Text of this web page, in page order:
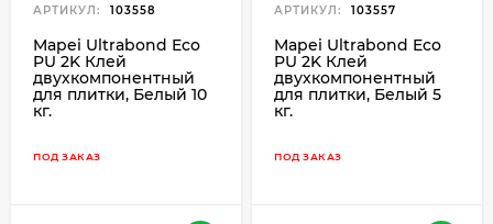
АРТИКУЛ: 103558
Mapei Ultrabond Eco
PU 2K Клей
двухкомпонентный
для плитки, Белый 10
кг.
ПОД ЗАКАЗ
АРТИКУЛ: 103557
Mapei Ultrabond Eco
PU 2K Клей
двухкомпонентный
для плитки, Белый 5
кг.
ПОД ЗАКАЗ